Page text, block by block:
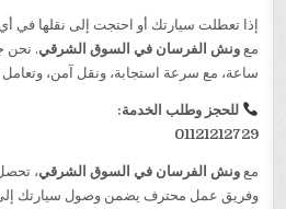
إذا تعطلت سيارتك أو احتجت إلى نقلها في
معونش الفرسان في السوق الشرقي
ساعة، مع سرعة استجابة، ونقل آمن،
للحجز وطلب الخدمة:
01121212729
معونش الفرسان في السوق الشرقي،
وفريق عمل محترف يضمن وصول سيارتك إلى